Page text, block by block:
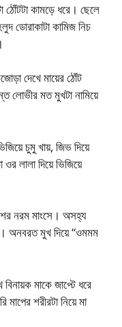
ঠোঁটটা কামড়ে ধরে। ছেলে
ডোরাকাটা কামিজ নিচ
দেখে মায়ের ঠোঁট
লোভীর মত মুখটা নামিয়ে
চুমু খায়, জিভ দিয়ে
ওর লালা দিয়ে ভিজিয়ে
নরম মাংসে। অসহ্য
অনবরত মুখ দিয়ে “ওমমম
বিনায়ক মাকে জাপ্টে ধরে
মাপের শরীরটা নিয়ে মা